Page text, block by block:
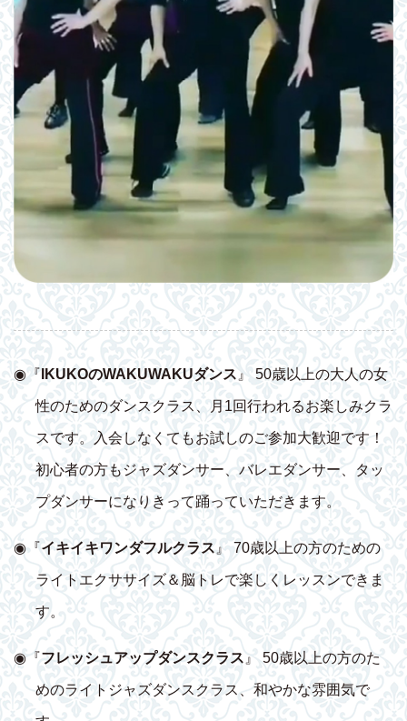
◉『 IKUKOのWAKUWAKUダンス 』 50歳以上の大人の女
性のためのダンスクラス、月1回行われるお楽しみクラ
スです。入会しなくてもお試しのご参加大歓迎です！
初心者の方もジャズダンサー、バレエダンサー、タッ
プダンサーになりきって踊っていただきます。
◉『イキイキワンダフルクラス 』 70歳以上の方のための
ライトエクササイズ＆脳トレで楽しくレッスンできま
す。
◉『フレッシュアップダンスクラス』 50歳以上の方のた
めのライトジャズダンスクラス、和やかな雰囲気で